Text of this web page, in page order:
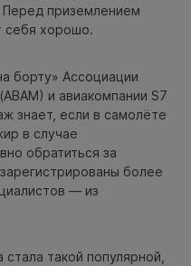
приземлением
себя хорошо.
борту» Ассоциации
и авиакомпании S7
знает, если в самолёте
в случае
обратиться за
более
— из
такой популярной,